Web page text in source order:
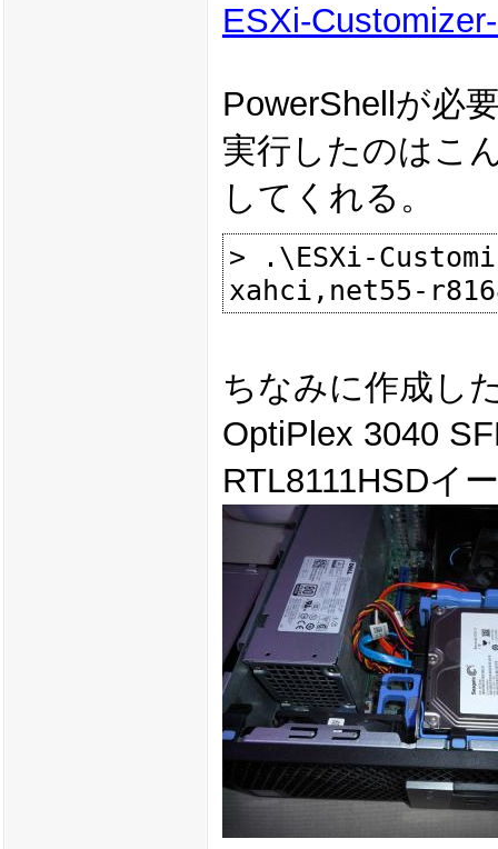
ESXi-
PowerShellが必
実行したのはこ
してくれる。
> .\ESXi-
ちなみに作成し
OptiPlex 3040
RTL8111HSDイ